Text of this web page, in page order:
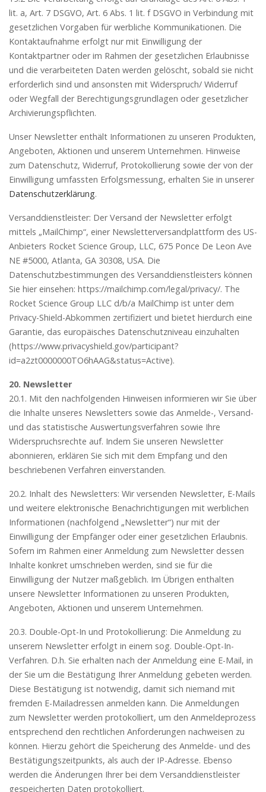
lit. a, Art. 7 DSGVO, Art. 6 Abs. 1 lit. f DSGVO in Verbindung mit
gesetzlichen Vorgaben für werbliche Kommunikationen. Die
Kontaktaufnahme erfolgt nur mit Einwilligung der
Kontaktpartner oder im Rahmen der gesetzlichen Erlaubnisse
und die verarbeiteten Daten werden gelöscht, sobald sie nicht
erforderlich sind und ansonsten mit Widerspruch/ Widerruf
oder Wegfall der Berechtigungsgrundlagen oder gesetzlicher
Archivierungspflichten.
Unser Newsletter enthält Informationen zu unseren Produkten,
Angeboten, Aktionen und unserem Unternehmen. Hinweise
zum Datenschutz, Widerruf, Protokollierung sowie der von der
Einwilligung umfassten Erfolgsmessung, erhalten Sie in unserer
Datenschutzerklärung.
Versanddienstleister: Der Versand der Newsletter erfolgt
mittels „MailChimp“, einer Newsletterversandplattform des US-
Anbieters Rocket Science Group, LLC, 675 Ponce De Leon Ave
NE #5000, Atlanta, GA 30308, USA. Die
Datenschutzbestimmungen des Versanddienstleisters können
Sie hier einsehen: https://mailchimp.com/legal/privacy/. The
Rocket Science Group LLC d/b/a MailChimp ist unter dem
Privacy-Shield-Abkommen zertifiziert und bietet hierdurch eine
Garantie, das europäisches Datenschutzniveau einzuhalten
(https://www.privacyshield.gov/participant?
id=a2zt0000000TO6hAAG&status=Active).
20. Newsletter
20.1. Mit den nachfolgenden Hinweisen informieren wir Sie über
die Inhalte unseres Newsletters sowie das Anmelde-, Versand-
und das statistische Auswertungsverfahren sowie Ihre
Widerspruchsrechte auf. Indem Sie unseren Newsletter
abonnieren, erklären Sie sich mit dem Empfang und den
beschriebenen Verfahren einverstanden.
20.2. Inhalt des Newsletters: Wir versenden Newsletter, E-Mails
und weitere elektronische Benachrichtigungen mit werblichen
Informationen (nachfolgend „Newsletter“) nur mit der
Einwilligung der Empfänger oder einer gesetzlichen Erlaubnis.
Sofern im Rahmen einer Anmeldung zum Newsletter dessen
Inhalte konkret umschrieben werden, sind sie für die
Einwilligung der Nutzer maßgeblich. Im Übrigen enthalten
unsere Newsletter Informationen zu unseren Produkten,
Angeboten, Aktionen und unserem Unternehmen.
20.3. Double-Opt-In und Protokollierung: Die Anmeldung zu
unserem Newsletter erfolgt in einem sog. Double-Opt-In-
Verfahren. D.h. Sie erhalten nach der Anmeldung eine E-Mail, in
der Sie um die Bestätigung Ihrer Anmeldung gebeten werden.
Diese Bestätigung ist notwendig, damit sich niemand mit
fremden E-Mailadressen anmelden kann. Die Anmeldungen
zum Newsletter werden protokolliert, um den Anmeldeprozess
entsprechend den rechtlichen Anforderungen nachweisen zu
können. Hierzu gehört die Speicherung des Anmelde- und des
Bestätigungszeitpunkts, als auch der IP-Adresse. Ebenso
werden die Änderungen Ihrer bei dem Versanddienstleister
gespeicherten Daten protokolliert.